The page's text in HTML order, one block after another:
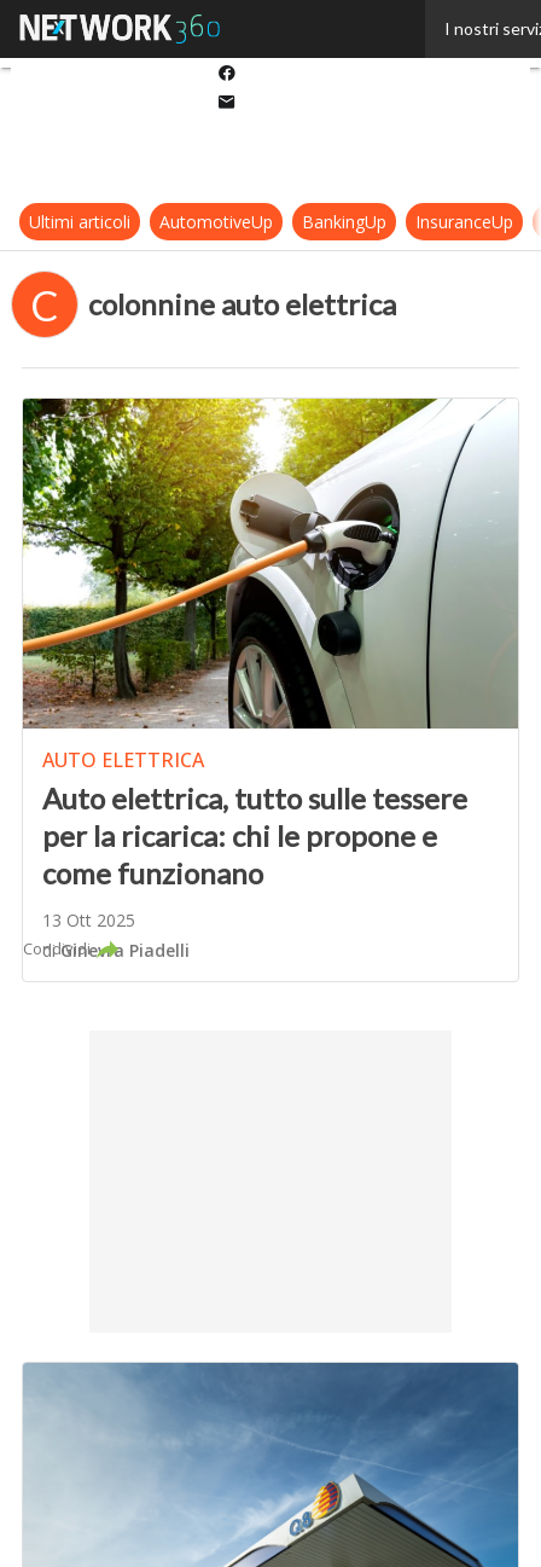
I nostri
Ultimi articoli AutomotiveUp BankingUp InsuranceUp
C colonnine auto elettrica
AUTO ELETTRICA
Auto elettrica, tutto sulle tessere
per la ricarica: chi le propone e
come funzionano
13 Ott 2025
diGinevra Piadelli
Condividi